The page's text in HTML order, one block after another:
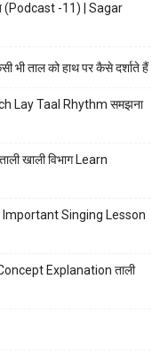
(Podcast -11) | Sagar
ताल को हाथ पर कैसे दर्शाते हैं
Lay Taal Rhythm समझना
खाली विभाग Learn
Important Singing Lesson
Explanation ताली